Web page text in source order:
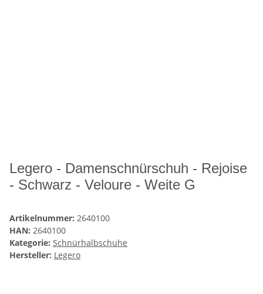
Legero - Damenschnürschuh - Rejoise
- Schwarz - Veloure - Weite G
Artikelnummer: 2640100
HAN: 2640100
Kategorie: Schnürhalbschuhe
Hersteller: Legero